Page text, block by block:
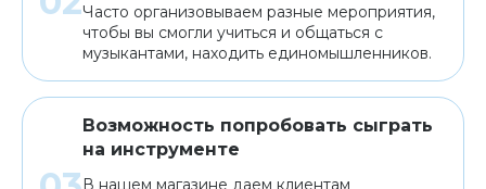
Часто организовываем разные мероприятия,
чтобы вы смогли учиться и общаться с
музыкантами, находить единомышленников.
Возможность попробовать сыграть
на инструменте
В нашем магазине даем клиентам